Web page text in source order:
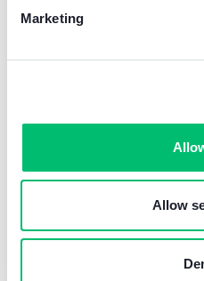
Marketing
Allow
Onze
360°-